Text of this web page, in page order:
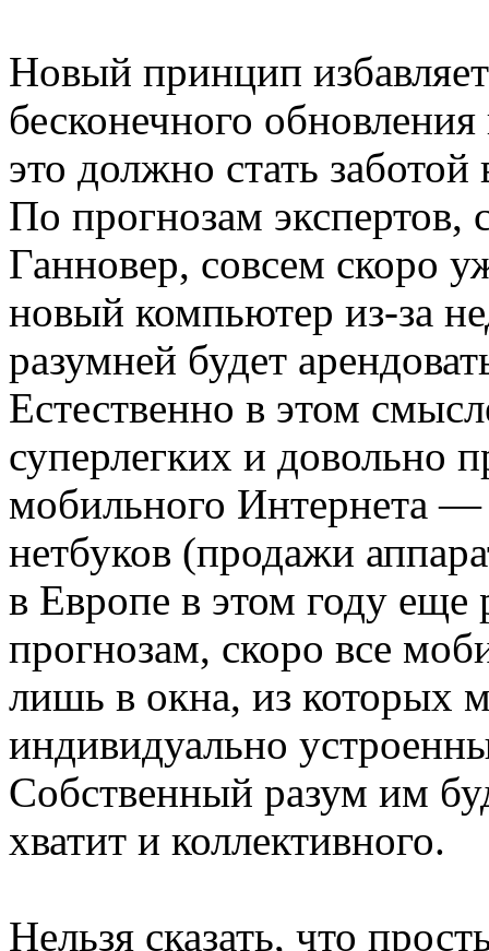
Новый принцип
бесконечного
это должно стать
По прогнозам экспертов,
Ганновер, совсем скоро
новый компьютер из-за
разумней будет
Естественно в этом
суперлегких и довольно
мобильного Интернета
нетбуков (продажи
в Европе в этом году еще
прогнозам, скоро все
лишь в окна, из которых
индивидуально
Собственный разум им
хватит и коллективного.
Нельзя сказать, что